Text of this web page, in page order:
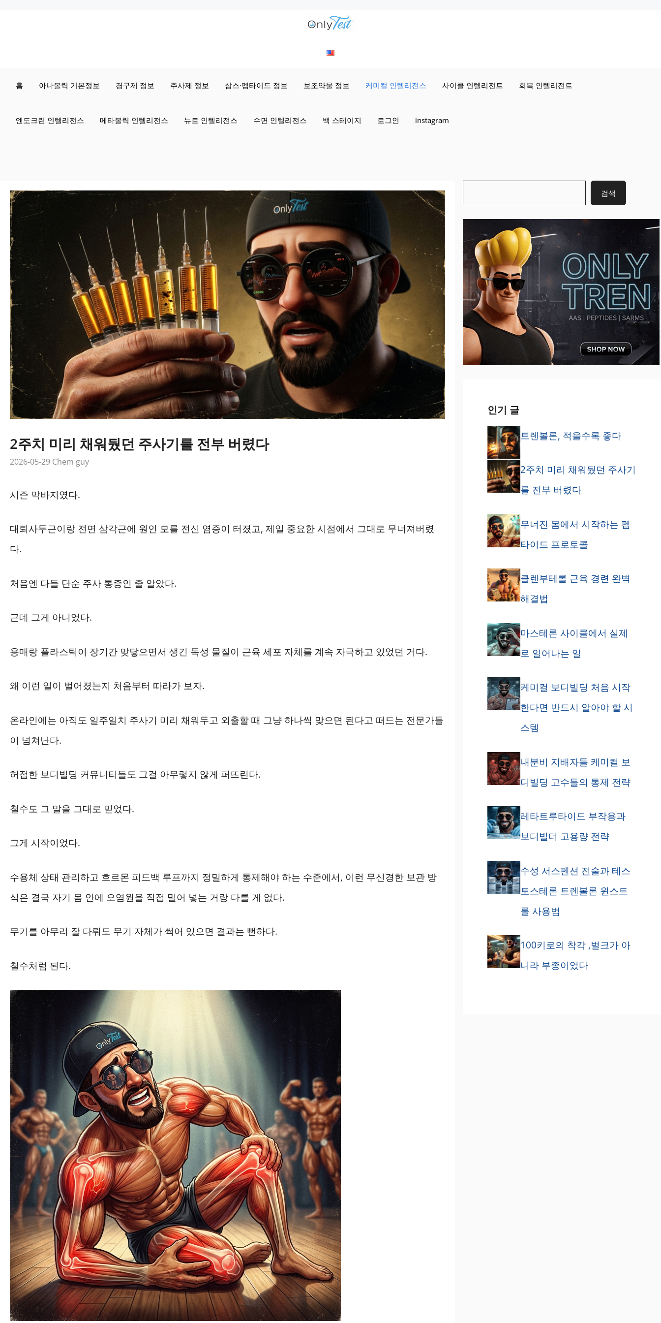
홈 아나볼릭 기본정보 경구제 정보 주사제 정보 삼스·펩타이드 정보 보조약물 정보 케미컬 인텔리전스 사이클 인텔리전트 회복 인텔리전트
엔도크린 인텔리전스 메타볼릭 인텔리전스 뉴로 인텔리전스 수면 인텔리전스 백 스테이지 로그인 instagram
2주치 미리 채워뒀던 주사기를 전부 버렸다
2026-05-29 Chem guy
시즌 막바지였다.
대퇴사두근이랑 전면 삼각근에 원인 모를 전신 염증이 터졌고, 제일 중요한 시점에서 그대로 무너져버렸
다.
처음엔 다들 단순 주사 통증인 줄 알았다.
근데 그게 아니었다.
용매랑 플라스틱이 장기간 맞닿으면서 생긴 독성 물질이 근육 세포 자체를 계속 자극하고 있었던 거다.
왜 이런 일이 벌어졌는지 처음부터 따라가 보자.
온라인에는 아직도 일주일치 주사기 미리 채워두고 외출할 때 그냥 하나씩 맞으면 된다고 떠드는 전문가들
이 넘쳐난다.
허접한 보디빌딩 커뮤니티들도 그걸 아무렇지 않게 퍼뜨린다.
철수도 그 말을 그대로 믿었다.
그게 시작이었다.
수용체 상태 관리하고 호르몬 피드백 루프까지 정밀하게 통제해야 하는 수준에서, 이런 무신경한 보관 방
식은 결국 자기 몸 안에 오염원을 직접 밀어 넣는 거랑 다를 게 없다.
무기를 아무리 잘 다뤄도 무기 자체가 썩어 있으면 결과는 뻔하다.
철수처럼 된다.
검색
인기 글
트렌볼론, 적을수록 좋다
2주치 미리 채워뒀던 주사기
를 전부 버렸다
무너진 몸에서 시작하는 펩
타이드 프로토콜
클렌부테롤 근육 경련 완벽
해결법
마스테론 사이클에서 실제
로 일어나는 일
케미컬 보디빌딩 처음 시작
한다면 반드시 알아야 할 시
스템
내분비 지배자들 케미컬 보
디빌딩 고수들의 통제 전략
레타트루타이드 부작용과
보디빌더 고용량 전략
수성 서스펜션 전술과 테스
토스테론 트렌볼론 윈스트
롤 사용법
100키로의 착각 ,벌크가 아
니라 부종이었다